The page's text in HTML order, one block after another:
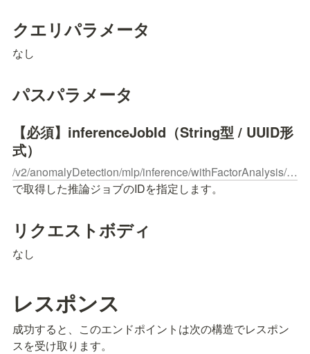
クエリパラメータ
なし
パスパラメータ
【必須】inferenceJobId（String型 / UUID形
式）
/v2/anomalyDetection/mlp/inference/withFactorAnalysis/input/csv
で取得した推論ジョブのIDを指定します。
リクエストボディ
なし
レスポンス
成功すると、このエンドポイントは次の構造でレスポン
スを受け取ります。